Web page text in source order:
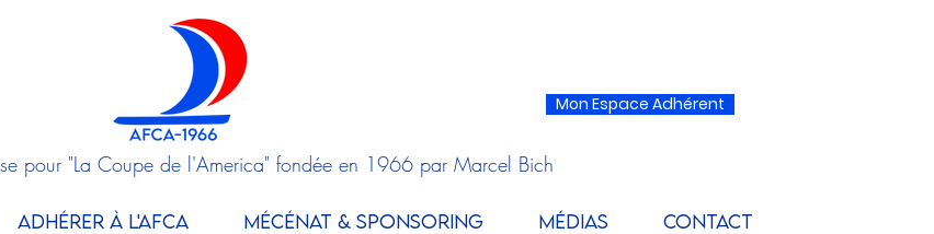
pour "La Coupe de l'America" fondée en 1966 par Marcel Bich
Mon Espace Adhérent
ADHÉRER À L'AFCA MÉCÉNAT & SPONSORING MÉDIAS CONTACT